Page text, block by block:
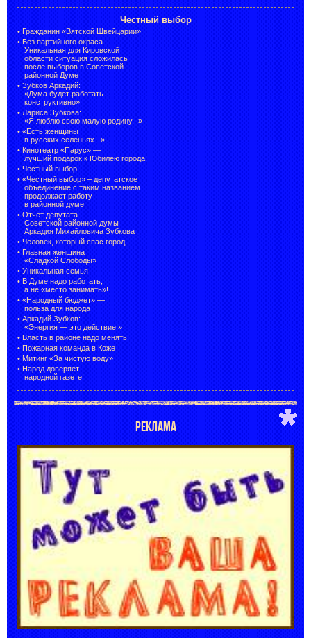
Честный выбор
• Гражданин «Вятской Швейцарии»
• Без партийного окраса.
Уникальная для Кировской
области ситуация сложилась
после выборов в Советской
районной Думе
• Зубков Аркадий:
«Дума будет работать
конструктивно»
• Лариса Зубкова:
«Я люблю свою малую родину...»
• «Есть женщины
в русских селеньях...»
• Кинотеатр «Парус» —
лучший подарок к Юбилею города!
• Честный выбор
• «Честный выбор» – депутатское
объединение с таким названием
продолжает работу
в районной думе
• Отчет депутата
Советской районной думы
Аркадия Михайловича Зубкова
• Человек, который спас город
• Главная женщина
«Сладкой Слободы»
• Уникальная семья
• В Думе надо работать,
а не «место занимать»!
• «Народный бюджет» —
польза для народа
• Аркадий Зубков:
«Энергия — это действие!»
• Власть в районе надо менять!
• Пожарная команда в Коже
• Митинг «За чистую воду»
• Народ доверяет
народной газете!
РЕКЛАМА